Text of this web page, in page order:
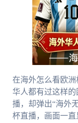
在海外怎么看欧
华人都有过这样
播，却弹出“海外
杯直播，画面一